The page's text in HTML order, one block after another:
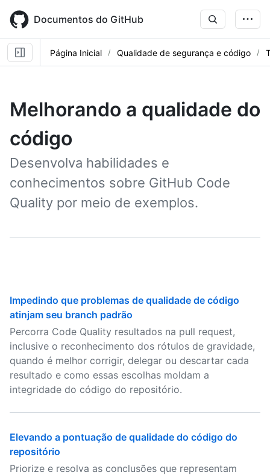
main
content
Documentos do GitHub
Página Inicial Qualidade de segurança e código
Melhorando a qualidade do
código
Desenvolva habilidades e
conhecimentos sobre GitHub Code
Quality por meio de exemplos.
Impedindo que problemas de qualidade de código
atinjam seu branch padrão
Percorra Code Quality resultados na pull request,
inclusive o reconhecimento dos rótulos de gravidade,
quando é melhor corrigir, delegar ou descartar cada
resultado e como essas escolhas moldam a
integridade do código do repositório.
Elevando a pontuação de qualidade do código do
repositório
Priorize e resolva as conclusões que representam